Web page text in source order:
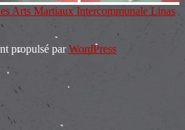
Arts Martiaux Intercommunale Linas
propulsé parWordPress